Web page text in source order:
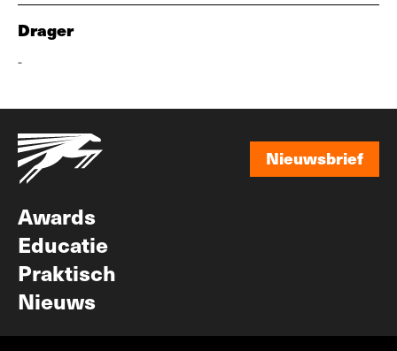
Drager
-
Nieuwsbrief
Awards
Educatie
Praktisch
Nieuws